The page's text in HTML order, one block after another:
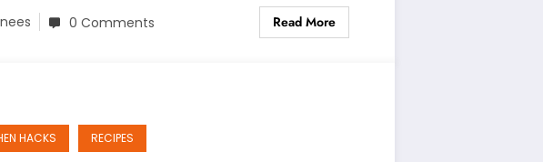
0 Comments Read More
HACKS RECIPES